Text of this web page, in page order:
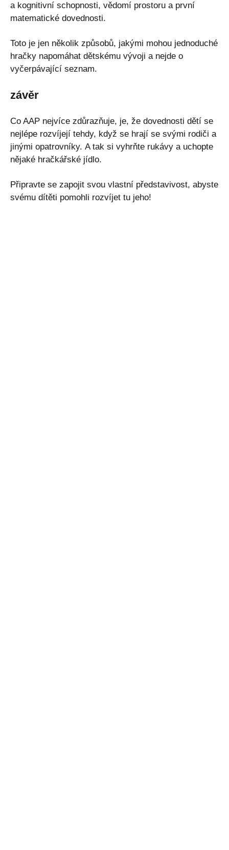
a kognitivní schopnosti, vědomí prostoru a první
matematické dovednosti.
Toto je jen několik způsobů, jakými mohou jednoduché
hračky napomáhat dětskému vývoji a nejde o
vyčerpávající seznam.
závěr
Co AAP nejvíce zdůrazňuje, je, že dovednosti dětí se
nejlépe rozvíjejí tehdy, když se hrají se svými rodiči a
jinými opatrovníky. A tak si vyhrňte rukávy a uchopte
nějaké hračkářské jídlo.
Připravte se zapojit svou vlastní představivost, abyste
svému dítěti pomohli rozvíjet tu jeho!